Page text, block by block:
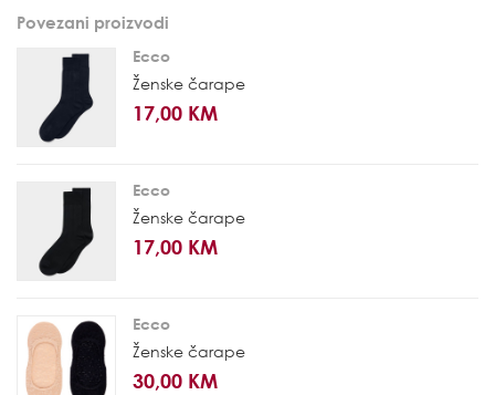
Povezani proizvodi
Ecco
Ženske čarape
17,00 KM
Ecco
Ženske čarape
17,00 KM
Ecco
Ženske čarape
30,00 KM